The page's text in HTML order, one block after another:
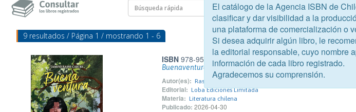
9 resultados / Página 1 / mostrando 1 - 6
ISBN 978-956-7388-31-8
Buenaventura
Autor(es): Rasse Cartes, Tamine
Editorial: Loba Ediciones Limitada
Materia: Literatura chilena
Publicado: 2026-04-30
El catálogo de la Agencia ISBN de
clasificar y dar visibilidad a la
una plataforma de comercialización o
Si desea adquirir algún libro, le
la editorial responsable, cuyo nombre
información de cada libro registrado.
Agradecemos su comprensión.